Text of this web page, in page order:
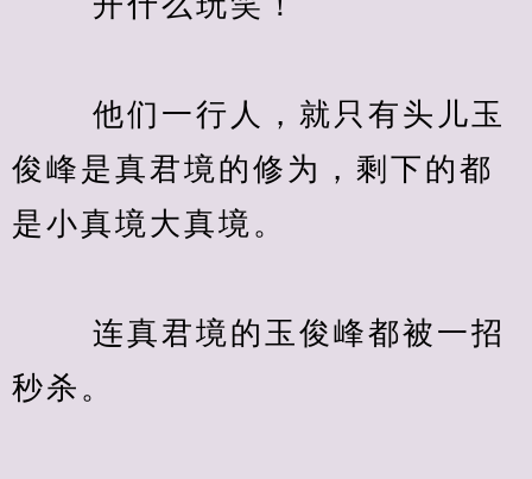
他们一行人，就只有头儿玉
俊峰是真君境的修为，剩下的都
是小真境大真境。
连真君境的玉俊峰都被一招
秒杀。